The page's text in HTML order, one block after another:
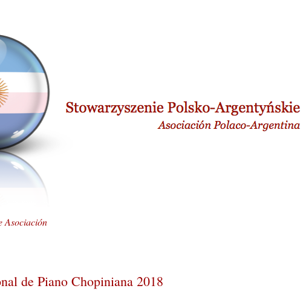
Asociación
de Piano Chopiniana 2018